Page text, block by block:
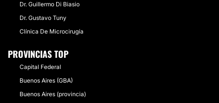
Dr. Guillermo Di Biasio
Dr. Gustavo Tuny
Clínica De Microcirugía
PROVINCIAS TOP
Capital Federal
Buenos Aires (GBA)
Buenos Aires (provincia)